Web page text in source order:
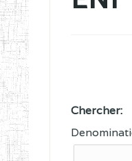
Chercher: